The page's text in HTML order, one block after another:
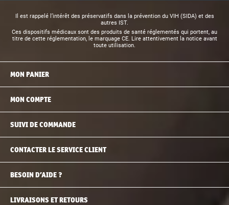
Il est rappelé l’intérêt des préservatifs dans la prévention du VIH (SIDA) et des
autres IST.
Ces dispositifs médicaux sont des produits de santé réglementés qui portent, au
titre de cette réglementation, le marquage CE. Lire attentivement la notice avant
toute utilisation.
MON PANIER
MON COMPTE
SUIVI DE COMMANDE
CONTACTER LE SERVICE CLIENT
BESOIN D’AIDE ?
LIVRAISONS ET RETOURS